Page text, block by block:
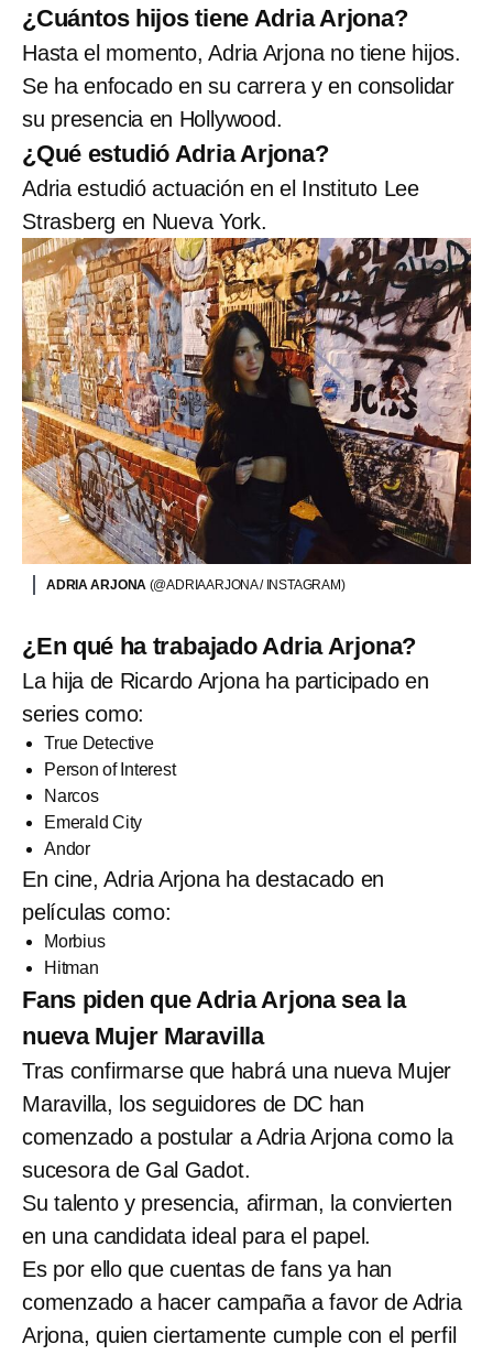
¿Cuántos hijos tiene Adria Arjona?
Hasta el momento, Adria Arjona no tiene hijos.
Se ha enfocado en su carrera y en consolidar
su presencia en Hollywood.
¿Qué estudió Adria Arjona?
Adria estudió actuación en el Instituto Lee
Strasberg en Nueva York.
ADRIA ARJONA (@ADRIAARJONA / INSTAGRAM)
¿En qué ha trabajado Adria Arjona?
La hija de Ricardo Arjona ha participado en
series como:
True Detective
Person of Interest
Narcos
Emerald City
Andor
En cine, Adria Arjona ha destacado en
películas como:
Morbius
Hitman
Fans piden que Adria Arjona sea la
nueva Mujer Maravilla
Tras confirmarse que habrá una nueva Mujer
Maravilla, los seguidores de DC han
comenzado a postular a Adria Arjona como la
sucesora de Gal Gadot.
Su talento y presencia, afirman, la convierten
en una candidata ideal para el papel.
Es por ello que cuentas de fans ya han
comenzado a hacer campaña a favor de Adria
Arjona, quien ciertamente cumple con el perfil